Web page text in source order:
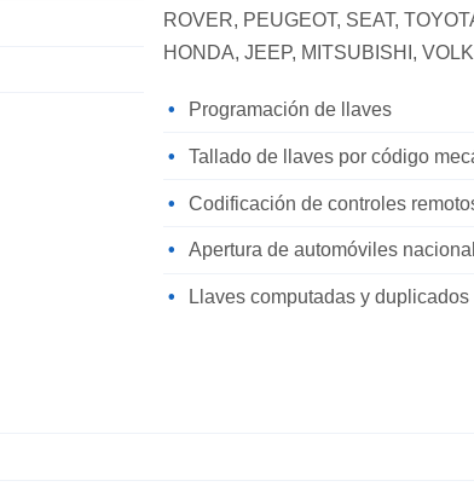
ROVER, PEUGEOT, SEAT,
HONDA, JEEP, MITSUBISHI,
Programación de llaves
Tallado de llaves por código
Codificación de controles
Apertura de automóviles
Llaves computadas y duplicados